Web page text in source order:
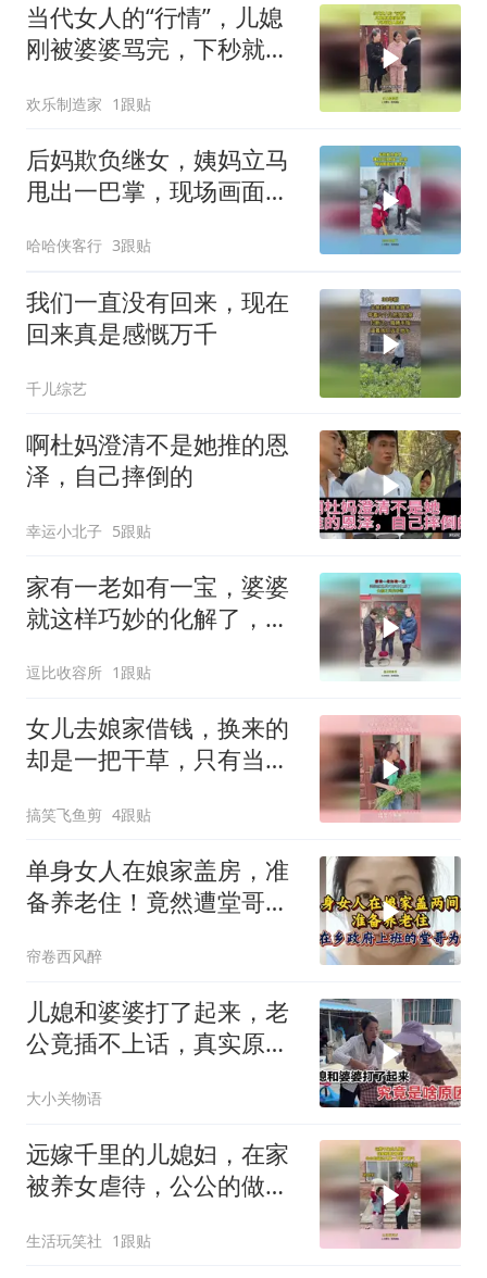
当代女人的“行情”，儿媳
刚被婆婆骂完，下秒就被
欢乐制造家 1跟贴
后妈欺负继女，姨妈立马
甩出一巴掌，现场画面极
哈哈侠客行 3跟贴
我们一直没有回来，现在
回来真是感慨万千
千儿综艺
啊杜妈澄清不是她推的恩
泽，自己摔倒的
幸运小北子 5跟贴
家有一老如有一宝，婆婆
就这样巧妙的化解了，夫
逗比收容所 1跟贴
女儿去娘家借钱，换来的
却是一把干草，只有当娘
搞笑飞鱼剪 4跟贴
单身女人在娘家盖房，准
备养老住！竟然遭堂哥故
帘卷西风醉
儿媳和婆婆打了起来，老
公竟插不上话，真实原因
大小关物语
远嫁千里的儿媳妇，在家
被养女虐待，公公的做法
生活玩笑社 1跟贴